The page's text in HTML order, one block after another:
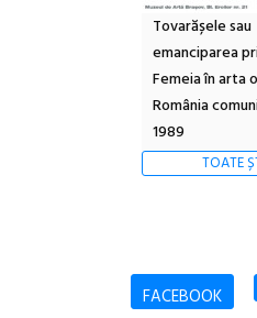
Tovarășele sau
emanciparea
Femeia în arta
România
1989
TOATE
FACEBOOK